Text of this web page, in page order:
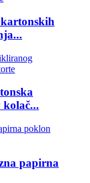
kolač...
papirna